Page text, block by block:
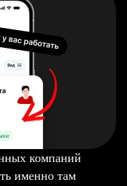
компаний
именно там